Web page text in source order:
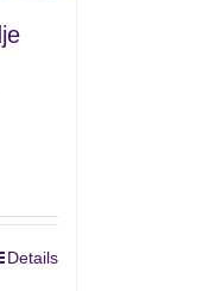
Details